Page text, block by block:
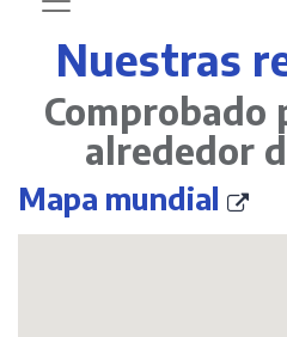
Nuestras
Comprobado
alrededor
Mapa mundial